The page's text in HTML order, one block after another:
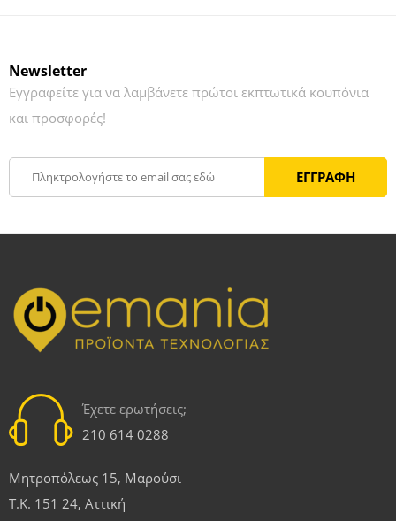
Newsletter
Εγγραφείτε για να λαμβάνετε πρώτοι εκπτωτικά κουπόνια
και προσφορές!
Έχετε ερωτήσεις;
210 614 0288
Μητροπόλεως 15, Μαρούσι
Τ.Κ. 151 24, Αττική